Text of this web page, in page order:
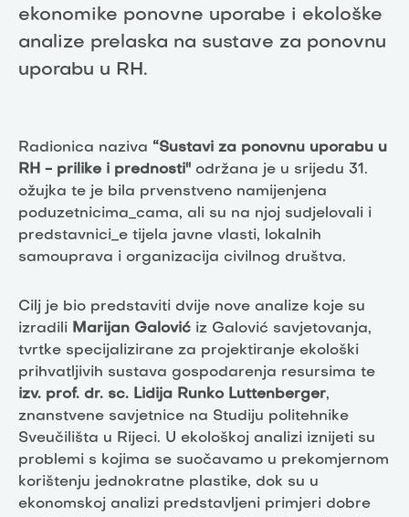
ekonomike ponovne uporabe i ekološke
analize prelaska na sustave za ponovnu
uporabu u RH.
Radionica naziva “Sustavi za ponovnu uporabu u
RH - prilike i prednosti'' održana je u srijedu 31.
ožujka te je bila prvenstveno namijenjena
poduzetnicima_cama, ali su na njoj sudjelovali i
predstavnici_e tijela javne vlasti, lokalnih
samouprava i organizacija civilnog društva.
Cilj je bio predstaviti dvije nove analize koje su
izradili Marijan Galović iz Galović savjetovanja,
tvrtke specijalizirane za projektiranje ekološki
prihvatljivih sustava gospodarenja resursima te
izv. prof. dr. sc. Lidija Runko Luttenberger,
znanstvene savjetnice na Studiju politehnike
Sveučilišta u Rijeci. U ekološkoj analizi iznijeti su
problemi s kojima se suočavamo u prekomjernom
korištenju jednokratne plastike, dok su u
ekonomskoj analizi predstavljeni primjeri dobre